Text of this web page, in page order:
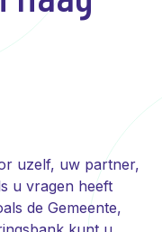
uzelf, uw partner,
u vragen heeft
de Gemeente,